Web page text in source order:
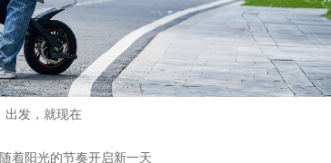
出发，就现在
着阳光的节奏开启新一天